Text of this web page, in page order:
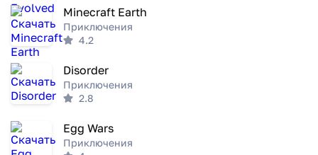
Minecraft Earth
Приключения
4.2
Disorder
Приключения
2.8
Egg Wars
Приключения